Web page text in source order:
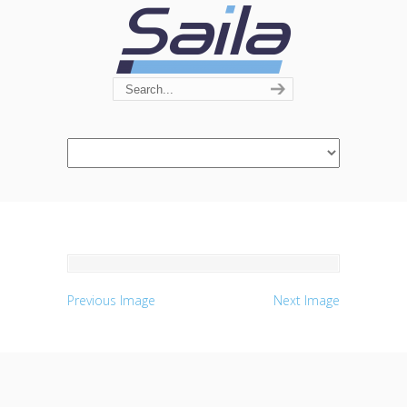
Previous Image Next Image